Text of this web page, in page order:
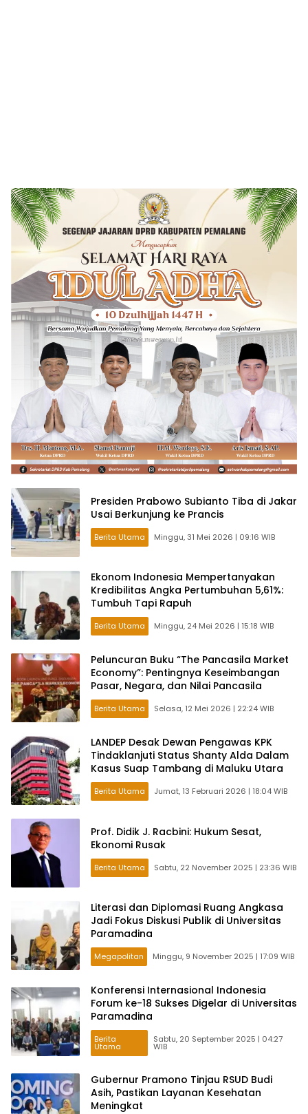
Presiden Prabowo Subianto Tiba di Jakar
Usai Berkunjung ke Prancis
Berita Utama Minggu, 31 Mei 2026 | 09:16 WIB
Ekonom Indonesia Mempertanyakan
Kredibilitas Angka Pertumbuhan 5,61%:
Tumbuh Tapi Rapuh
Berita Utama Minggu, 24 Mei 2026 | 15:18 WIB
Peluncuran Buku “The Pancasila Market
Economy”: Pentingnya Keseimbangan
Pasar, Negara, dan Nilai Pancasila
Berita Utama Selasa, 12 Mei 2026 | 22:24 WIB
LANDEP Desak Dewan Pengawas KPK
Tindaklanjuti Status Shanty Alda Dalam
Kasus Suap Tambang di Maluku Utara
Berita Utama Jumat, 13 Februari 2026 | 18:04 WIB
Prof. Didik J. Racbini: Hukum Sesat,
Ekonomi Rusak
Berita Utama Sabtu, 22 November 2025 | 23:36 WIB
Literasi dan Diplomasi Ruang Angkasa
Jadi Fokus Diskusi Publik di Universitas
Paramadina
Megapolitan Minggu, 9 November 2025 | 17:09 WIB
Konferensi Internasional Indonesia
Forum ke-18 Sukses Digelar di Universitas
Paramadina
Berita
Utama
Sabtu, 20 September 2025 | 04:27
WIB
Gubernur Pramono Tinjau RSUD Budi
Asih, Pastikan Layanan Kesehatan
Meningkat